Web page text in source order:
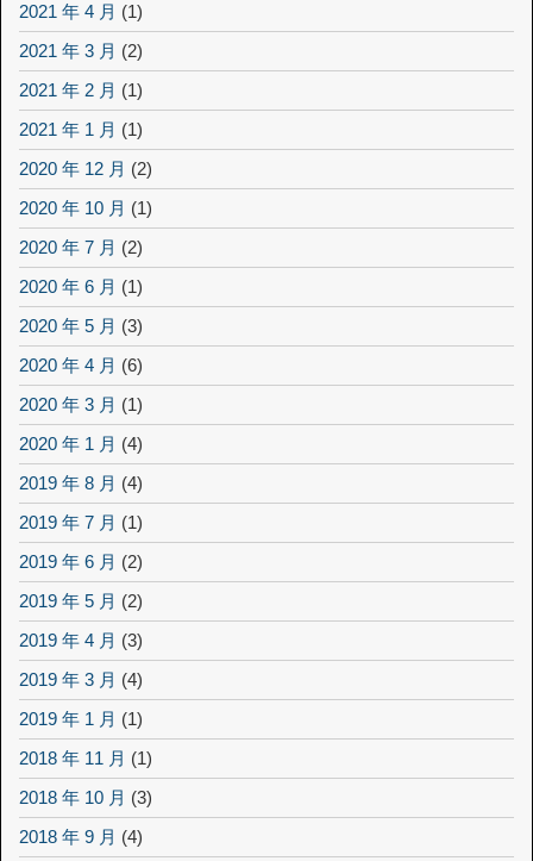
2021 年 4 月 (1)
2021 年 3 月 (2)
2021 年 2 月 (1)
2021 年 1 月 (1)
2020 年 12 月 (2)
2020 年 10 月 (1)
2020 年 7 月 (2)
2020 年 6 月 (1)
2020 年 5 月 (3)
2020 年 4 月 (6)
2020 年 3 月 (1)
2020 年 1 月 (4)
2019 年 8 月 (4)
2019 年 7 月 (1)
2019 年 6 月 (2)
2019 年 5 月 (2)
2019 年 4 月 (3)
2019 年 3 月 (4)
2019 年 1 月 (1)
2018 年 11 月 (1)
2018 年 10 月 (3)
2018 年 9 月 (4)